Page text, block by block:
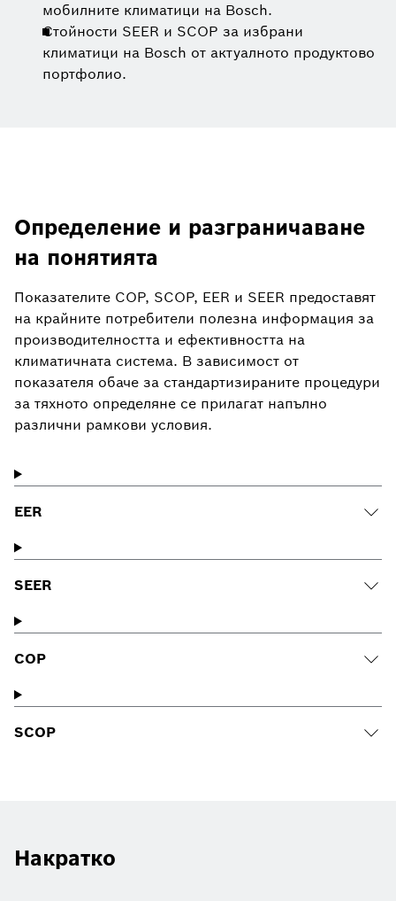
мобилните климатици на Bosch.
Стойности SEER и SCOP за избрани
климатици на Bosch от актуалното продуктово
портфолио.
Определение и разграничаване
на понятията
Показателите COP, SCOP, EER и SEER предоставят
на крайните потребители полезна информация за
производителността и ефективността на
климатичната система. В зависимост от
показателя обаче за стандартизираните процедури
за тяхното определяне се прилагат напълно
различни рамкови условия.
EER
SEER
COP
SCOP
Накратко